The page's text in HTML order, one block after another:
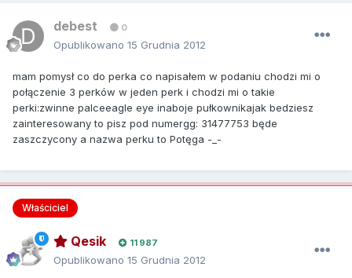
debest 0
Opublikowano 15 Grudnia 2012
mam pomysł co do perka co napisałem w podaniu chodzi mi o
połączenie 3 perków w jeden perk i chodzi mi o takie
perki:zwinne palceeagle eye inaboje pułkownikajak bedziesz
zainteresowany to pisz pod numergg: 31477753 będe
zaszczycony a nazwa perku to Potęga -_-
Właściciel
Qesik 11 987
Opublikowano 15 Grudnia 2012